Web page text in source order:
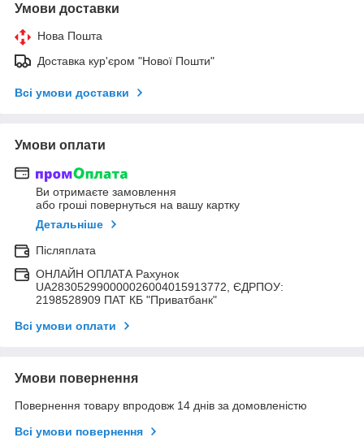
Умови доставки
Нова Пошта
Доставка кур'єром "Нової Пошти"
Всі умови доставки
Умови оплати
Ви отримаєте замовлення
або гроші повернуться на вашу картку
Детальніше
Післяплата
ОНЛАЙН ОПЛАТА Рахунок
UA283052990000026004015913772, ЄДРПОУ:
2198528909 ПАТ КБ "Приватбанк"
Всі умови оплати
Умови повернення
Повернення товару впродовж 14 днів за домовленістю
Всі умови повернення